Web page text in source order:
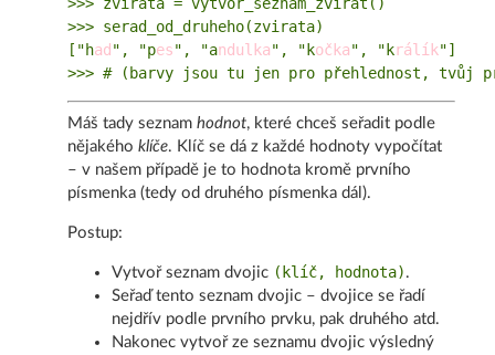
>>> serad_od_druheho(zvirata)
["had ", "pes", "andulka", "kočka", "králík"]
Máš tady seznamhodnot, které chceš seřadit podle
nějakéhoklíče. Klíč se dá z každé hodnoty vypočítat
– v našem případě je to hodnota kromě prvního
písmenka (tedy od druhého písmenka dál).
Postup:
Vytvoř seznam dvojic (klíč, hodnota) .
Seřaď tento seznam dvojic – dvojice se řadí
nejdřív podle prvního prvku, pak druhého atd.
Nakonec vytvoř ze seznamu dvojic výsledný